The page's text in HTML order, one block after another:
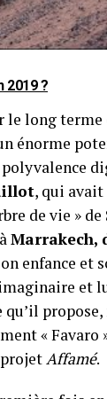
2019 ?
le long
énorme
, qui
de vie »
Marrakech,
enfance et
et
« Favaro
Affamé.